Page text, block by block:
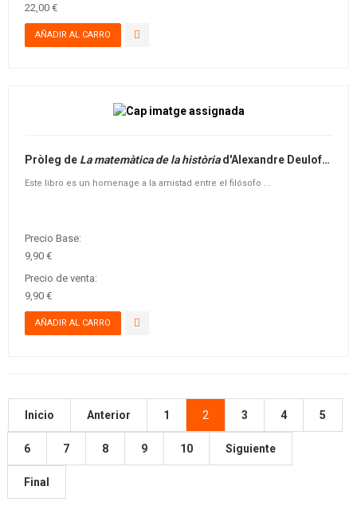
22,00 €
Pròleg de La matemàtica de la històriad'Alexandre Deulofeu - Ebook
Este libro es un homenage a la amistad entre el filósofo ...
Precio Base:
9,90 €
Precio de venta:
9,90 €
Inicio Anterior 1 2 3 4 5
6 7 8 9 10 Siguiente
Final